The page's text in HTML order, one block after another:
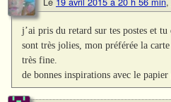
j’ai pris du retard sur tes postes et tu
sont très jolies, mon préférée la
très fine.
de bonnes inspirations avec le papier